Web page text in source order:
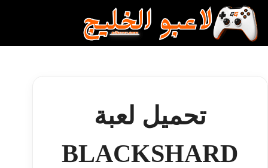
التجاوز
إلى
المحتوى
تحميل لعبة
BLACKSHARD